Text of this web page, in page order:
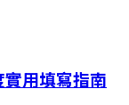
用填寫指南